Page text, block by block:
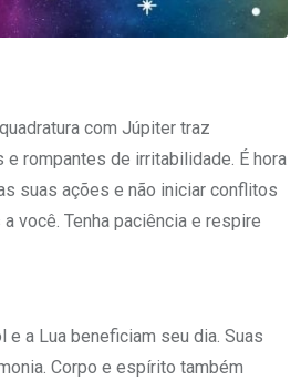
com Júpiter traz
rompantes de irritabilidade. É hora
suas ações e não iniciar conflitos
você. Tenha paciência e respire
e a Lua beneficiam seu dia. Suas
Corpo e espírito também